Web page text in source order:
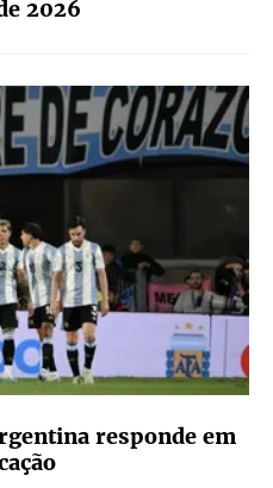
2026
responde em